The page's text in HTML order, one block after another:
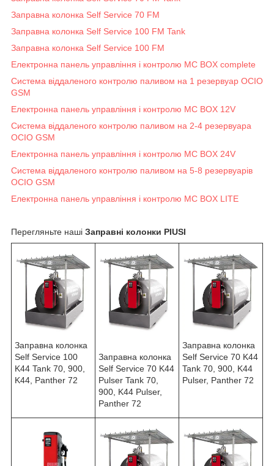
Заправна колонка Self Service 70 FM
Заправна колонка Self Service 100 FM Tank
Заправна колонка Self Service 100 FM
Електронна панель управління і контролю MC BOX complete
Система віддаленого контролю паливом на 1 резервуар OCIO
GSM
Електронна панель управління і контролю MC BOX 12V
Система віддаленого контролю паливом на 2-4 резервуара
OCIO GSM
Електронна панель управління і контролю MC BOX 24V
Система віддаленого контролю паливом на 5-8 резервуарів
OCIO GSM
Електронна панель управління і контролю MC BOX LITE
Перегляньте наші Заправні колонки PIUSI
Заправна колонка
Self Service 100
K44 Tank 70, 900,
K44, Panther 72
Заправна колонка
Self Service 70 K44
Pulser Tank 70,
900, K44 Pulser,
Panther 72
Заправна колонка
Self Service 70 K44
Tank 70, 900, K44
Pulser, Panther 72